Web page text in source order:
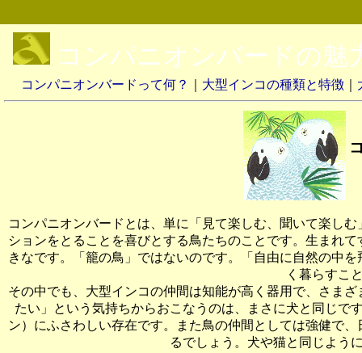
コンパニオンバードの魅
コンパニオンバードって何？ 大型インコの種類と特徴
コンパニオンバードとは、単に「見て楽しむ、聞いて楽し
ションをとることを喜びとする鳥たちのことです。生まれ
きなです。「籠の鳥」ではないのです。「自由に自然の中
く暮らすこ
その中でも、大型インコの仲間は知能が高く器用で、さま
たい」という気持ちからおこなうのは、まさに犬と同じで
ン）にふさわしい存在です。また鳥の仲間としては強健で
るでしょう。犬や猫と同じよう